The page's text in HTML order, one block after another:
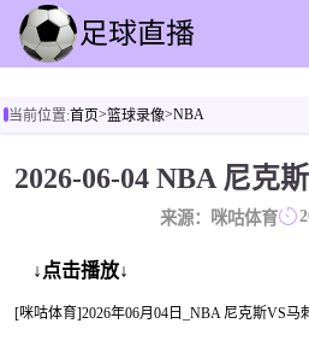
足球直播
足球资讯
篮球新闻
当前位置:首页>篮球录像>NBA
来源：咪咕体育
↓点击播放↓
[咪咕体育]2026年06月04日_NBA 尼克斯VS马